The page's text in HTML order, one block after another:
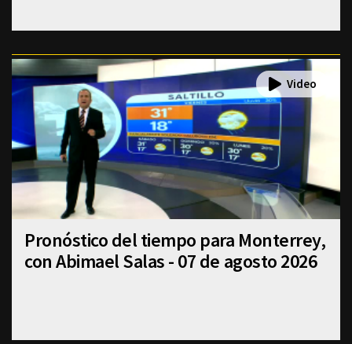
Pronóstico del tiempo para Monterrey,
con Abimael Salas - 07 de agosto 2026